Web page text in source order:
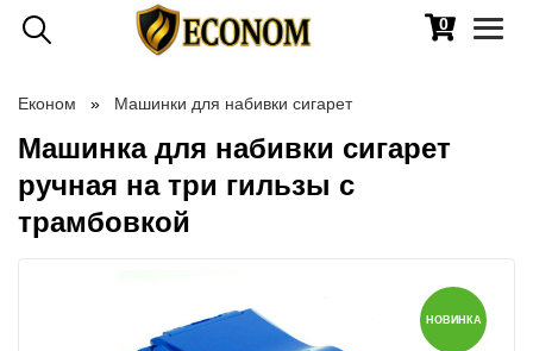
0
Toggle
Економ Машинки для набивки сигарет
Машинка для набивки сигарет
ручная на три гильзы с
трамбовкой
НОВИНКА